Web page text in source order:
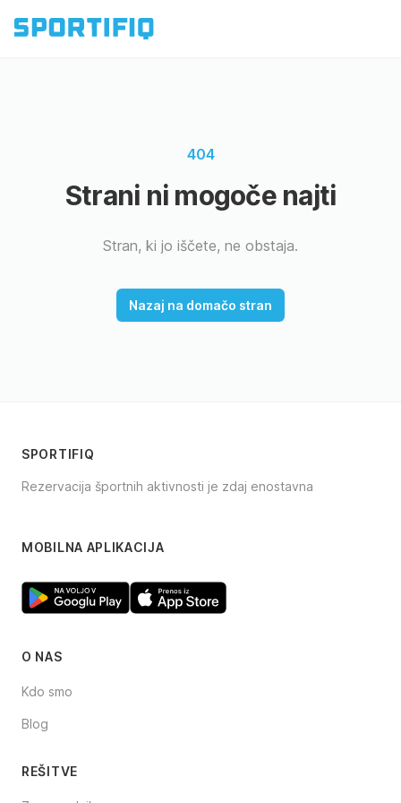
404
Strani ni mogoče najti
Stran, ki jo iščete, ne obstaja.
Nazaj na domačo stran
SPORTIFIQ
Rezervacija športnih aktivnosti je zdaj enostavna
MOBILNA APLIKACIJA
O NAS
Kdo smo
Blog
REŠITVE